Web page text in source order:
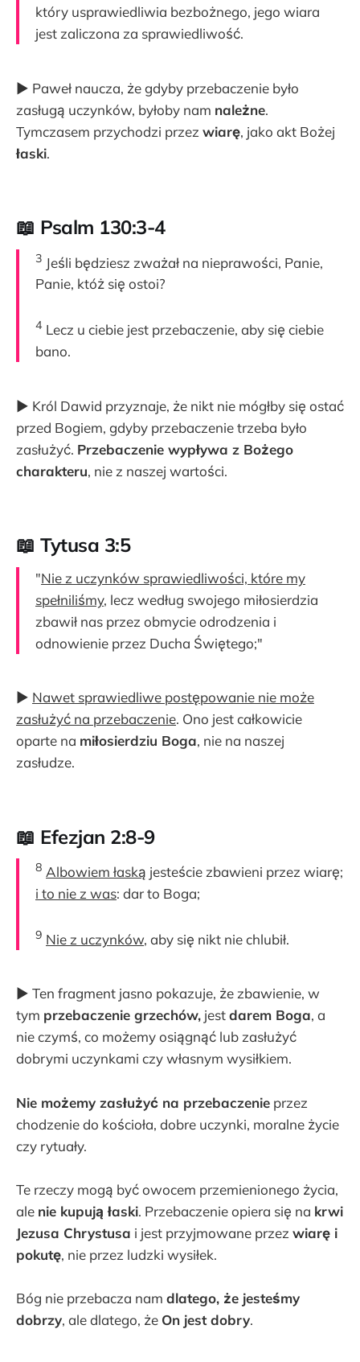
który usprawiedliwia bezbożnego, jego wiara
jest zaliczona za sprawiedliwość.
▶ Paweł naucza, że gdyby przebaczenie było
zasługą uczynków, byłoby nam należne.
Tymczasem przychodzi przez wiarę, jako akt Bożej
łaski.
📖 Psalm 130:3-4
3 Jeśli będziesz zważał na nieprawości, Panie,
Panie, któż się ostoi?
4 Lecz u ciebie jest przebaczenie, aby się ciebie
bano.
▶ Król Dawid przyznaje, że nikt nie mógłby się ostać
przed Bogiem, gdyby przebaczenie trzeba było
zasłużyć. Przebaczenie wypływa z Bożego
charakteru, nie z naszej wartości.
📖 Tytusa 3:5
"Nie z uczynków sprawiedliwości, które my
spełniliśmy, lecz według swojego miłosierdzia
zbawił nas przez obmycie odrodzenia i
odnowienie przez Ducha Świętego;"
▶ Nawet sprawiedliwe postępowanie nie może
zasłużyć na przebaczenie. Ono jest całkowicie
oparte na miłosierdziu Boga, nie na naszej
zasłudze.
📖 Efezjan 2:8-9
8 Albowiem łaską jesteście zbawieni przez wiarę;
i to nie z was: dar to Boga;
9 Nie z uczynków, aby się nikt nie chlubił.
▶ Ten fragment jasno pokazuje, że zbawienie, w
tym przebaczenie grzechów, jestdarem Boga, a
nie czymś, co możemy osiągnąć lub zasłużyć
dobrymi uczynkami czy własnym wysiłkiem.
Nie możemy zasłużyć na przebaczenie przez
chodzenie do kościoła, dobre uczynki, moralne życie
czy rytuały.
Te rzeczy mogą być owocem przemienionego życia,
ale nie kupują łaski. Przebaczenie opiera się na krwi
Jezusa Chrystusa i jest przyjmowane przez wiarę i
pokutę, nie przez ludzki wysiłek.
Bóg nie przebacza nam dlatego, że jesteśmy
dobrzy, ale dlatego, że On jest dobry.